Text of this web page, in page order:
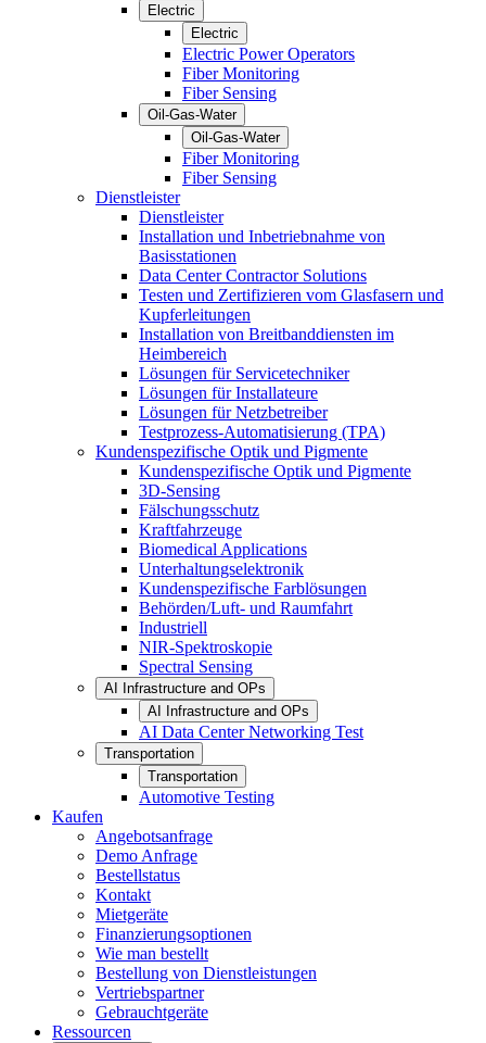
Electric
Electric
Electric Power Operators
Fiber Monitoring
Fiber Sensing
Oil-Gas-Water
Oil-Gas-Water
Fiber Monitoring
Fiber Sensing
Dienstleister
Dienstleister
Installation und Inbetriebnahme von
Basisstationen
Data Center Contractor Solutions
Testen und Zertifizieren vom Glasfasern und
Kupferleitungen
Installation von Breitbanddiensten im
Heimbereich
Lösungen für Servicetechniker
Lösungen für Installateure
Lösungen für Netzbetreiber
Testprozess-Automatisierung (TPA)
Kundenspezifische Optik und Pigmente
Kundenspezifische Optik und Pigmente
3D-Sensing
Fälschungsschutz
Kraftfahrzeuge
Biomedical Applications
Unterhaltungselektronik
Kundenspezifische Farblösungen
Behörden/Luft- und Raumfahrt
Industriell
NIR-Spektroskopie
Spectral Sensing
AI Infrastructure and OPs
AI Infrastructure and OPs
AI Data Center Networking Test
Transportation
Transportation
Automotive Testing
Kaufen
Angebotsanfrage
Demo Anfrage
Bestellstatus
Kontakt
Mietgeräte
Finanzierungsoptionen
Wie man bestellt
Bestellung von Dienstleistungen
Vertriebspartner
Gebrauchtgeräte
Ressourcen